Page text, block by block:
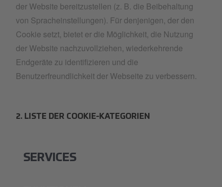
der Website bereitzustellen (z. B. die Beibehaltung
von Spracheinstellungen). Für denjenigen, der den
Cookie setzt, bietet er die Möglichkeit, die Nutzung
der Website nachzuvollziehen, wiederkehrende
Endgeräte zu identifizieren und die
Benutzerfreundlichkeit der Webseite zu verbessern.
2. LISTE DER COOKIE-KATEGORIEN
SERVICES